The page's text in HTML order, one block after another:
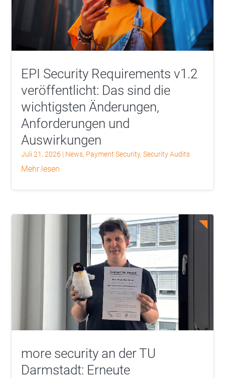
EPI Security Requirements v1.2
veröffentlicht: Das sind die
wichtigsten Änderungen,
Anforderungen und
Auswirkungen
Juli 21, 2026 | News, Payment Security,Security Audits
mehr lesen
more security an der TU
Darmstadt: Erneute